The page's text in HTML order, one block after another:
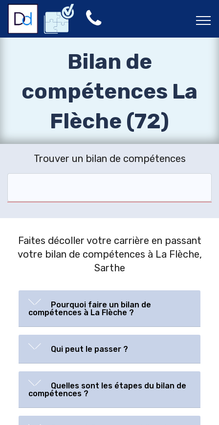
Bilan de
compétences La
Flèche (72)
Trouver un bilan de compétences
Faites décoller votre carrière en passant
votre bilan de compétences à La Flèche,
Sarthe
Pourquoi faire un bilan de
compétences à La Flèche ?
Qui peut le passer ?
Quelles sont les étapes du bilan de
compétences ?